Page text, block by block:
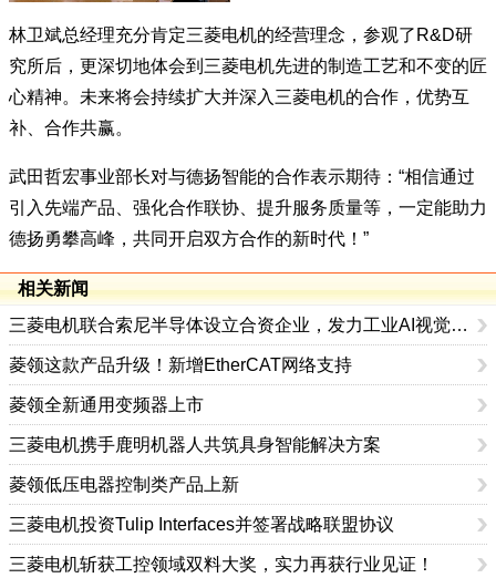
林卫斌总经理充分肯定三菱电机的经营理念，参观了R&D研
究所后，更深切地体会到三菱电机先进的制造工艺和不变的匠
心精神。未来将会持续扩大并深入三菱电机的合作，优势互
补、合作共赢。
武田哲宏事业部长对与德扬智能的合作表示期待：“相信通过
引入先端产品、强化合作联协、提升服务质量等，一定能助力
德扬勇攀高峰，共同开启双方合作的新时代！”
相关新闻
三菱电机联合索尼半导体设立合资企业，发力工业AI视觉传感器赛道
菱领这款产品升级！新增EtherCAT网络支持
菱领全新通用变频器上市
三菱电机携手鹿明机器人共筑具身智能解决方案
菱领低压电器控制类产品上新
三菱电机投资Tulip Interfaces并签署战略联盟协议
三菱电机斩获工控领域双料大奖，实力再获行业见证！